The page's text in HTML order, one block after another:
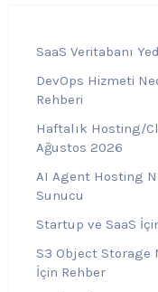
SaaS Veritabanı
DevOps Hizmeti
Rehberi
Haftalık Hosting/
Ağustos 2026
AI Agent Hosting
Sunucu
Startup ve SaaS
S3 Object Storage
İçin Rehber